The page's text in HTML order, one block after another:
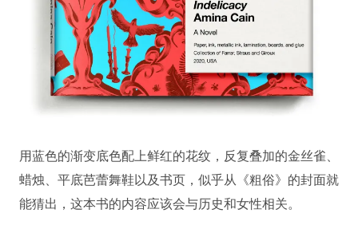
用蓝色的渐变底色配上鲜红的花纹，反复叠加的金丝雀、
蜡烛、平底芭蕾舞鞋以及书页，似乎从《粗俗》的封面就
能猜出，这本书的内容应该会与历史和女性相关。